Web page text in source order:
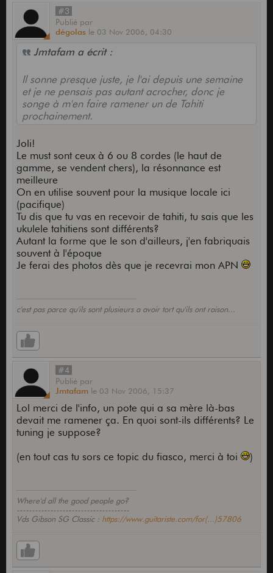
#3
Publié par
dégolas le 03 Nov 2006, 04:30
Jmtafam a écrit :
Il sonne presque juste, je l'ai depuis une semaine
et je ne pensais pas autant acrocher, donc je
songe à m'en faire ramener un de Tahiti
prochainement.
Joli!
Le must sont ceux à 6 ou 8 cordes (le haut de
gamme, se vendent chers), la résonnance est
meilleure
On en utilise souvent pour la musique locale ici
(pacifique)
Tu dis que tu vas en recevoir de tahiti, tu sais que les
ukulele tahitiens sont différents?
Autant la forme que le son d'ailleurs, j'en fabriquais
souvent à l'époque
Je ferai des photos dès que je recevrai mon APN
c'est pas parce qu'ils sont plusieurs a avoir tort qu'ils ont raison...
#4
Publié par
Jmtafam le 03 Nov 2006, 15:37
Lol merci de l'info, un pote qui a sa mère là-bas
devait me ramener ça. En quoi sont-ils différents? Le
tuning je suppose?
(en tout cas tu sors ce topic du fiasco, merci à toi
)
Where'd all the good people go?
-------------------------------------
Vds Gibson SG Classic : https://www.guitariste.com/for(...)57806